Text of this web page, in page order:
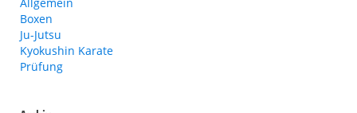
Boxen
Ju-Jutsu
Kyokushin Karate
Prüfung